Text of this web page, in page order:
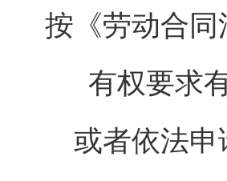
按《劳动合
有权要求
或者依法